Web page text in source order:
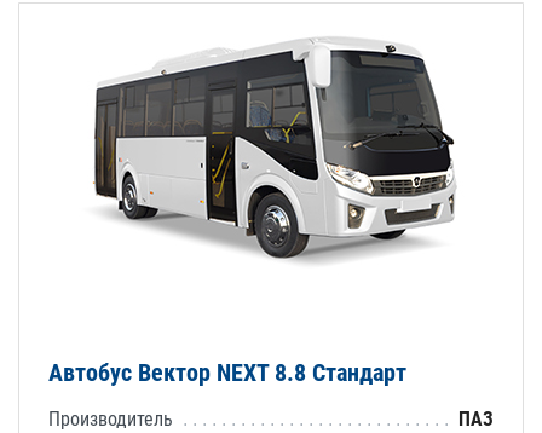
Автобус Вектор NEXT 8.8 Стандарт
Производитель
ПАЗ